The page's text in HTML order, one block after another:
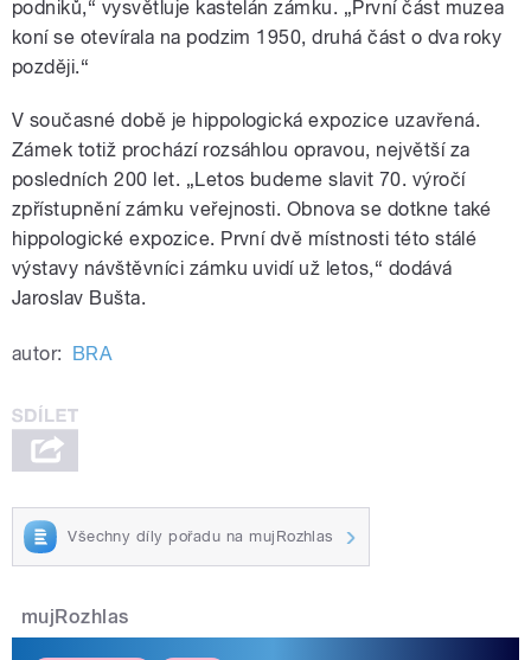
podniků,“ vysvětluje kastelán zámku. „První část muzea
koní se otevírala na podzim 1950, druhá část o dva roky
později.“
V současné době je hippologická expozice uzavřená.
Zámek totiž prochází rozsáhlou opravou, největší za
posledních 200 let. „Letos budeme slavit 70. výročí
zpřístupnění zámku veřejnosti. Obnova se dotkne také
hippologické expozice. První dvě místnosti této stálé
výstavy návštěvníci zámku uvidí už letos,“ dodává
Jaroslav Bušta.
autor: BRA
Všechny díly pořadu na mujRozhlas
mujRozhlas